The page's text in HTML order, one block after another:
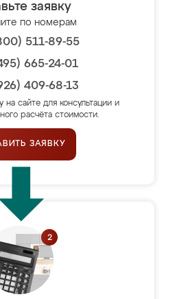
заявку
по номерам
511-89-55
665-24-01
409-68-13
на сайте для консультации и
расчёта стоимости.
ЗАЯВКУ